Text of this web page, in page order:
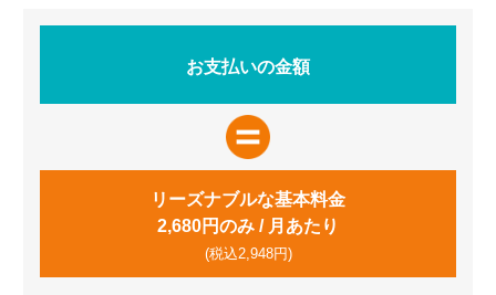
お支払いの金額
リーズナブルな基本料金
2,680円のみ / 月あたり
(税込2,948円)